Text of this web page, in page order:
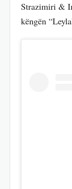
Strazimiri &
këngën